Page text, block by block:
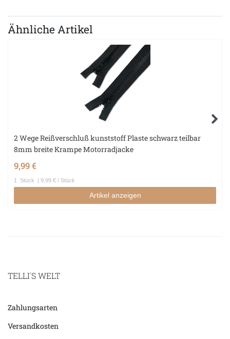
Ähnliche Artikel
2 Wege Reißverschluß kunststoff Plaste schwarz teilbar
8mm breite Krampe Motorradjacke
9,99 €
1 Stück | 9,99 € / Stück
Artikel anzeigen
TELLI´S WELT
Zahlungsarten
Versandkosten